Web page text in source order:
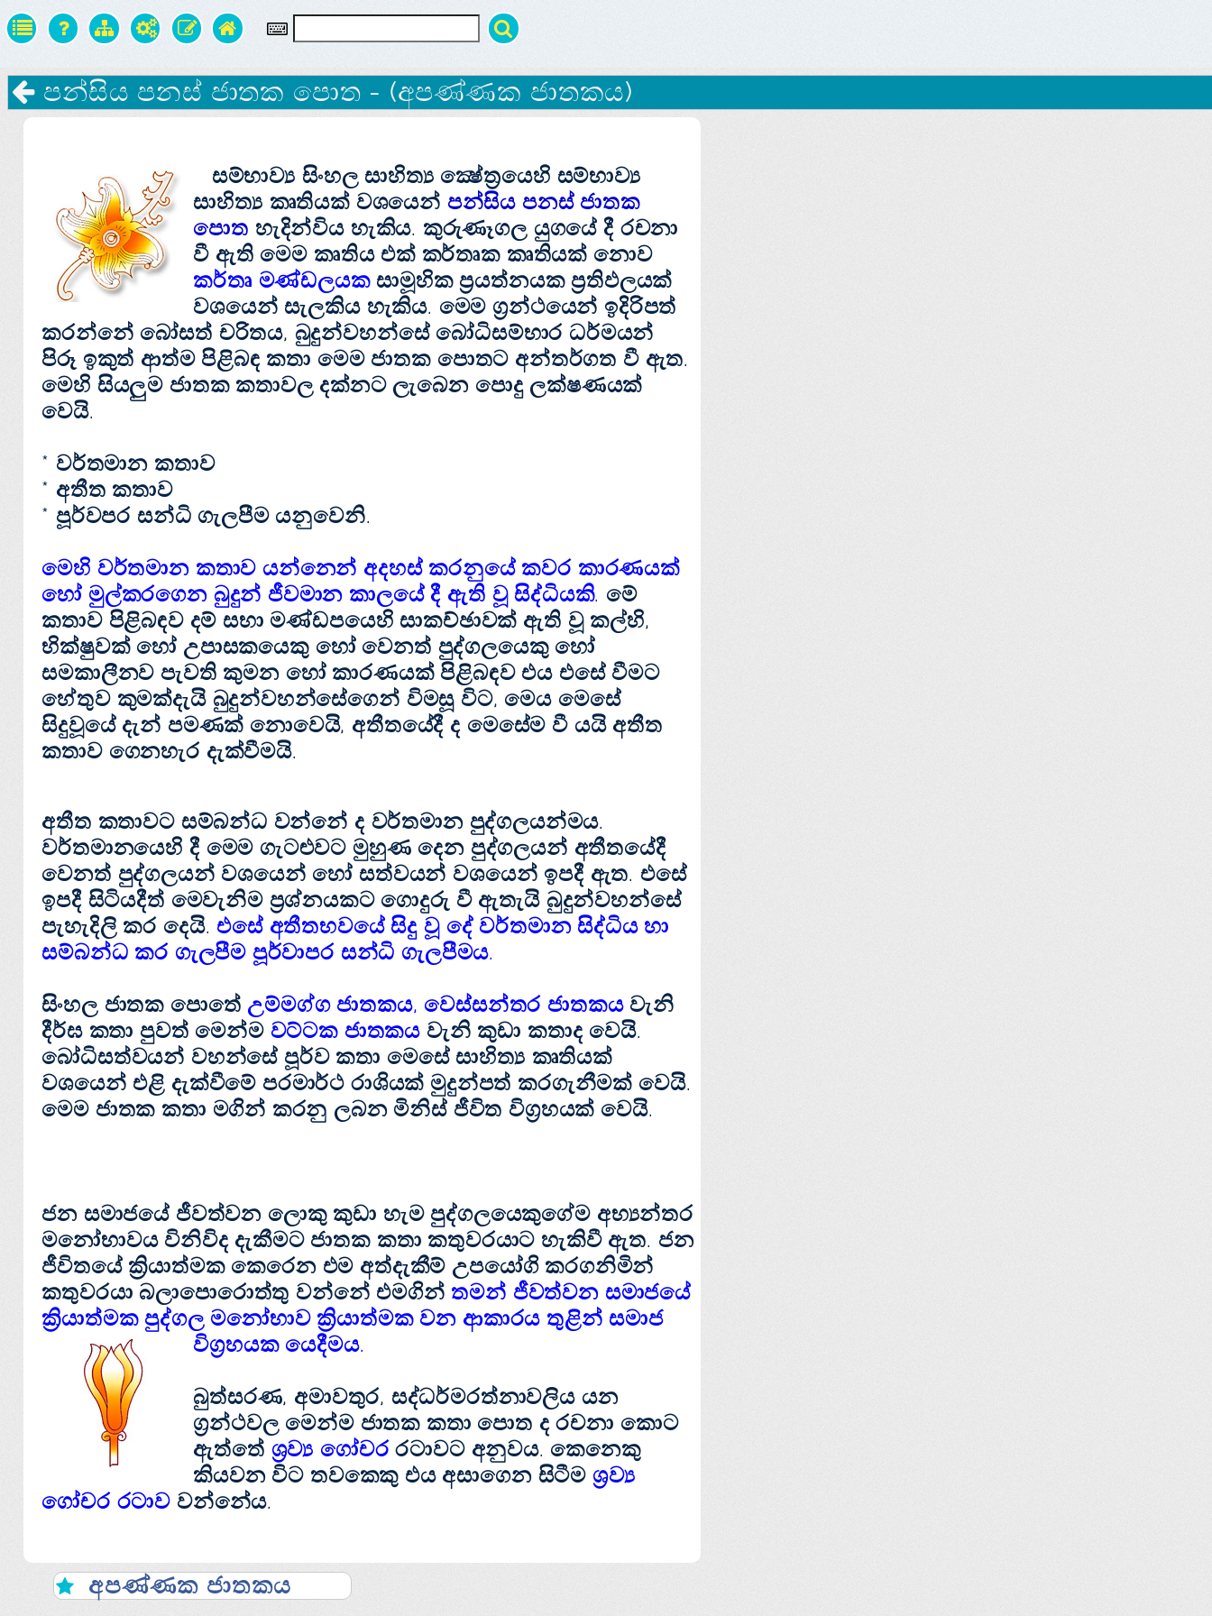
පන්සිය පනස්‌ ජාතක පොත - (අපණ්‌ණක ජාතකය)
සම්භාව්‍ය සිංහල සාහිත්‍ය ක්‍ෂේත්‍රයෙහි සම්භාව්‍ය
සාහිත්‍ය කෘතියක්‌ වශයෙන් පන්සිය පනස්‌ ජාතක
පොත හැදින්විය හැකිය. කුරුණෑගල යුගයේ දී රචනා
වී ඇති මෙම කෘතිය එක්‌ කර්තෘක කෘතියක්‌ නොව
කර්තෘ මණ්‌ඩලයක සාමූහික ප්‍රයත්නයක ප්‍රතිඵලයක්‌
වශයෙන් සැලකිය හැකිය. මෙම ග්‍රන්ථයෙන් ඉදිරිපත්
කරන්නේ බෝසත් චරිතය, බුදුන්වහන්සේ බෝධිසම්භාර ධර්මයන්
පිරූ ඉකුත් ආත්ම පිළිබඳ කතා මෙම ජාතක පොතට අන්තර්ගත වී ඇත.
මෙහි සියලුම ජාතක කතාවල දක්‌නට ලැබෙන පොදු ලක්‌ෂණයක්‌
වෙයි.
* වර්තමාන කතාව
* අතීත කතාව
* පූර්වපර සන්ධි ගැලපීම යනුවෙනි.
මෙහි වර්තමාන කතාව යන්නෙන් අදහස්‌ කරනුයේ කවර කාරණයක්‌
හෝ මුල්කරගෙන බුදුන් ජීවමාන කාලයේ දී ඇති වූ සිද්ධියකි. මේ
කතාව පිළිබඳව දම් සභා මණ්‌ඩපයෙහි සාකච්ඡාවක්‌ ඇති වූ කල්හි,
භික්‌ෂුවක්‌ හෝ උපාසකයෙකු හෝ වෙනත් පුද්ගලයෙකු හෝ
සමකාලීනව පැවති කුමන හෝ කාරණයක්‌ පිළිබඳව එය එසේ වීමට
හේතුව කුමක්‌දැයි බුදුන්වහන්සේගෙන් විමසූ විට, මෙය මෙසේ
සිදුවූයේ දැන් පමණක්‌ නොවෙයි, අතීතයේදී ද මෙසේම වී යයි අතීත
කතාව ගෙනහැර දැක්‌වීමයි.
අතීත කතාවට සම්බන්ධ වන්නේ ද වර්තමාන පුද්ගලයන්මය.
වර්තමානයෙහි දී මෙම ගැටළුවට මුහුණ දෙන පුද්ගලයන් අතීතයේදී
වෙනත් පුද්ගලයන් වශයෙන් හෝ සත්වයන් වශයෙන් ඉපදී ඇත. එසේ
ඉපදී සිටියදීත් මෙවැනිම ප්‍රශ්නයකට ගොදුරු වී ඇතැයි බුදුන්වහන්සේ
පැහැදිලි කර දෙයි. එසේ අතීතභවයේ සිදු වූ දේ වර්තමාන සිද්ධිය හා
සම්බන්ධ කර ගැලපීම පූර්වාපර සන්ධි ගැලපීමය.
සිංහල ජාතක පොතේ උම්මග්ග ජාතකය, වෙස්‌සන්තර ජාතකය වැනි
දීර්ඝ කතා පුවත් මෙන්ම වට්‌ටක ජාතකය වැනි කුඩා කතාද වෙයි.
බෝධිසත්වයන් වහන්සේ පූර්ව කතා මෙසේ සාහිත්‍ය කෘතියක්‌
වශයෙන් එළි දැක්‌වීමේ පරමාර්ථ රාශියක්‌ මුදුන්පත් කරගැනීමක්‌ වෙයි.
මෙම ජාතක කතා මගින් කරනු ලබන මිනිස්‌ ජීවිත විග්‍රහයක්‌ වෙයි.
ජන සමාජයේ ජීවත්වන ලොකු කුඩා හැම පුද්ගලයෙකුගේම අභ්‍යන්තර
මනෝභාවය විනිවිද දැකීමට ජාතක කතා කතුවරයාට හැකිවී ඇත. ජන
ජීවිතයේ ක්‍රියාත්මක කෙරෙන එම අත්දැකීම් උපයෝගි කරගනිමින්
කතුවරයා බලාපොරොත්තු වන්නේ එමගින් තමන් ජීවත්වන සමාජයේ
ක්‍රියාත්මක පුද්ගල මනෝභාව ක්‍රියාත්මක වන ආකාරය තුළින් සමාජ
විග්‍රහයක යෙදීමය.
බුත්සරණ, අමාවතුර, සද්ධර්මරත්නාවලිය යන
ග්‍රන්ථවල මෙන්ම ජාතක කතා පොත ද රචනා කොට
ඇත්තේ ශ්‍රව්‍ය ගෝචරරටාවට අනුවය. කෙනෙකු
කියවන විට තවකෙකු එය අසාගෙන සිටීම ශ්‍රව්‍ය
ගෝචර රටාව වන්නේය.
අපණ්‌ණක ජාතකය